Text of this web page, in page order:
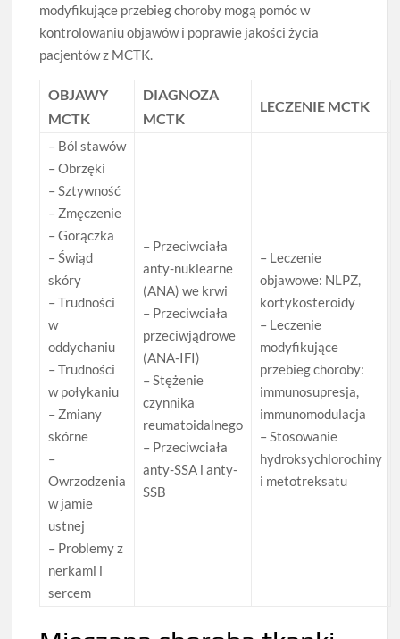
modyfikujące przebieg choroby mogą pomóc w
kontrolowaniu objawów i poprawie jakości życia
pacjentów z MCTK.
OBJAWY
MCTK
DIAGNOZA
MCTK
LECZENIE MCTK
– Ból stawów
– Obrzęki
– Sztywność
– Zmęczenie
– Gorączka
– Świąd
skóry
– Trudności
w
oddychaniu
– Trudności
w połykaniu
– Zmiany
skórne
–
Owrzodzenia
w jamie
ustnej
– Problemy z
nerkami i
sercem
– Przeciwciała
anty-nuklearne
(ANA) we krwi
– Przeciwciała
przeciwjądrowe
(ANA-IFI)
– Stężenie
czynnika
reumatoidalnego
– Przeciwciała
anty-SSA i anty-
SSB
– Leczenie
objawowe: NLPZ,
kortykosteroidy
– Leczenie
modyfikujące
przebieg choroby:
immunosupresja,
immunomodulacja
– Stosowanie
hydroksychlorochiny
i metotreksatu